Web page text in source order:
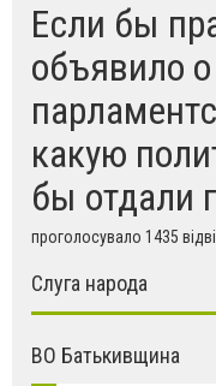
Если бы
объявило
какую
бы отдали
проголосувало 1435
Слуга народа
ВО Батькивщина